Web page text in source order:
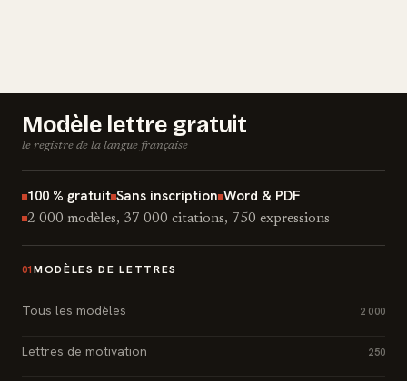
Modèle lettre gratuit
le registre de la langue française
100 % gratuit Sans inscription Word & PDF
2 000 modèles, 37 000 citations, 750 expressions
01 MODÈLES DE LETTRES
Tous les modèles 2 000
Lettres de motivation 250